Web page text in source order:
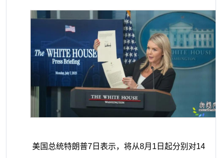
美国总统特朗普7日表示，将从8月1日起分别对14